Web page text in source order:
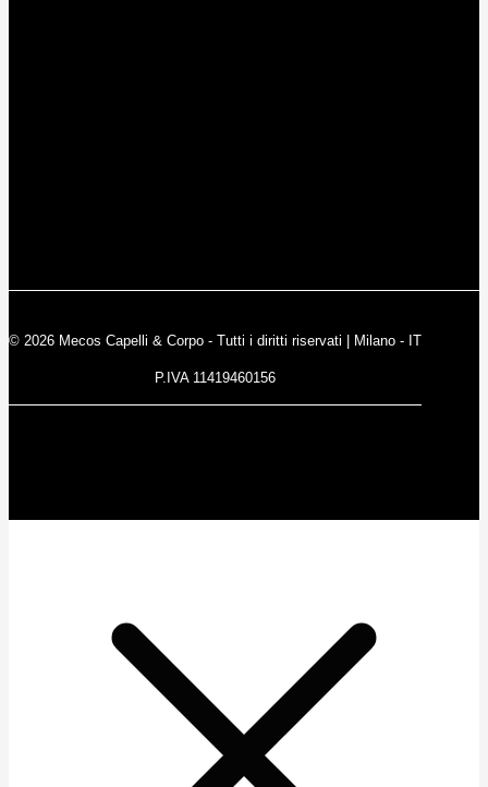
© 2026 Mecos Capelli & Corpo - Tutti i diritti riservati | Milano - IT
P.IVA 11419460156